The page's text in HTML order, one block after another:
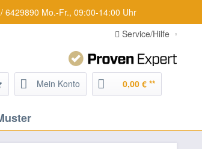
6429890 Mo.-Fr., 09:00-14:00 Uhr
Service/Hilfe
Mein Konto 0,00 € **